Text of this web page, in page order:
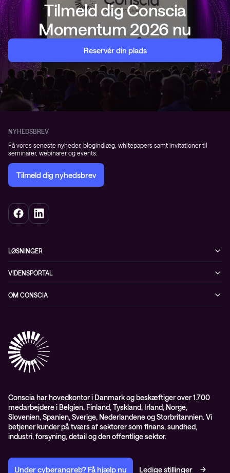
Tilmeld dig Conscia
Momentum 2026 nu
Reservér din plads
NYHEDSBREV
Få vores seneste nyheder, blogindlæg, whitepapers samt invitationer til
seminarer, webinarer og events.
Tilmeld dig nyhedsbrev
LØSNINGER
Netværk
Datacenter & Cloud
Observability
Conscia Managed Services
Conscia Services
VIDENSPORTAL
Events
Videoer
Whitepapers
OM CONSCIA
Partnere
Presserum
ISO certifikater
Proces for kundeklager
Salgs- og leveringsbetingelser
Selskabsoplysninger og SKI-rammeaftale
Conscia har hovedkontor i Danmark og beskæftiger over 1.700
medarbejdere i Belgien, Finland, Tyskland, Irland, Norge,
Slovenien, Spanien, Sverige, Nederlandene og Storbritannien. Vi
betjener kunder på tværs af sektorer som finans, sundhed,
industri, forsyning, detail og den offentlige sektor.
Under cyberangreb? Få hjælp nu Ledige stillinger